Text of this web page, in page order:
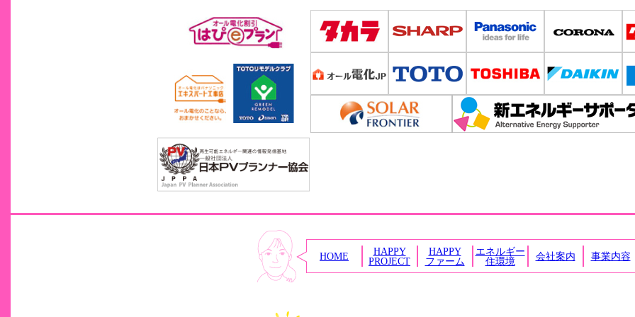
HOME
HAPPY
PROJECT
HAPPY
ファーム
エネルギー
住環境
会社案内 事業内容